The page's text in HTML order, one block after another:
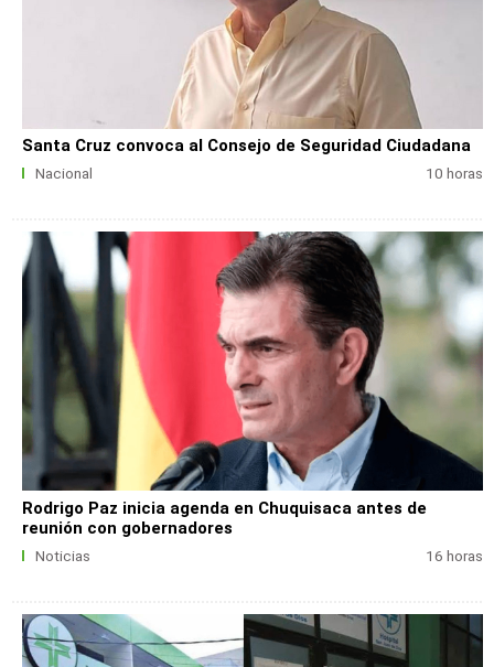
Santa Cruz convoca al Consejo de Seguridad Ciudadana
Nacional 10 horas
Rodrigo Paz inicia agenda en Chuquisaca antes de
reunión con gobernadores
Noticias 16 horas